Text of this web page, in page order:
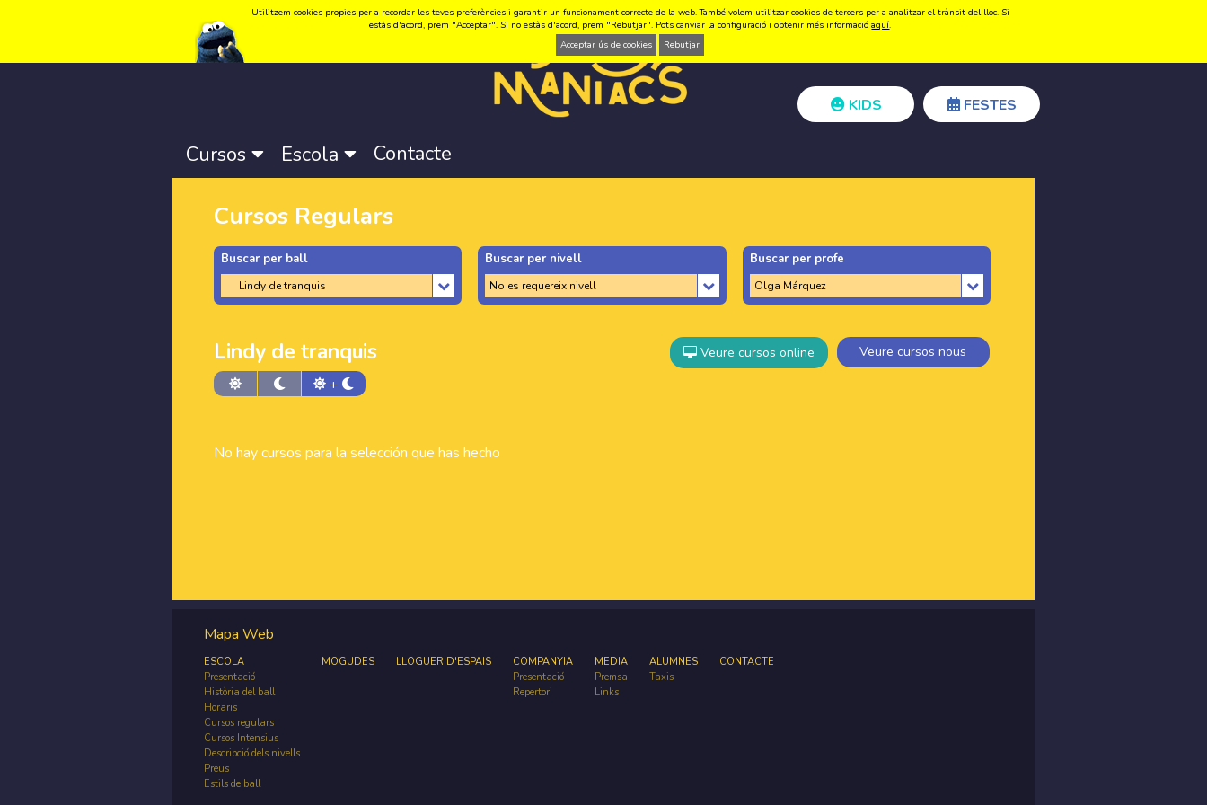
Idioma:Català -Castellano-English Registrar-se Accedir
KIDS FESTES
Cursos Escola Contacte
Cursos Regulars
Buscar per ball Buscar per nivell Buscar per profe
Lindy de tranquis Veure cursos online
Veure cursos nous
+
No hay cursos para la selección que has hecho
Mapa Web
ESCOLA
Presentació
Història del ball
Horaris
Cursos regulars
Cursos Intensius
Descripció dels nivells
Preus
Estils de ball
MOGUDES LLOGUER D'ESPAIS
COMPANYIA
Presentació
Repertori
MEDIA
Premsa
Links
ALUMNES
Taxis
CONTACTE
Utilitzem cookies propies per a recordar les teves preferències i garantir un funcionament correcte de la web. També volem utilitzar cookies de tercers per a analitzar el trànsit del lloc. Si
estàs d'acord, prem "Acceptar". Si no estàs d'acord, prem "Rebutjar". Pots canviar la configuració i obtenir més informacióaquí.
Acceptar ús de cookies
Rebutjar